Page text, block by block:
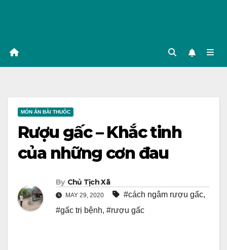
MÓN ĂN BÀI THUỐC
Rượu gấc – Khắc tinh
của những cơn đau
By Chủ Tịch Xã
MAY 29, 2020 #cách ngâm rượu gấc,
#gấc trị bệnh, #rượu gấc